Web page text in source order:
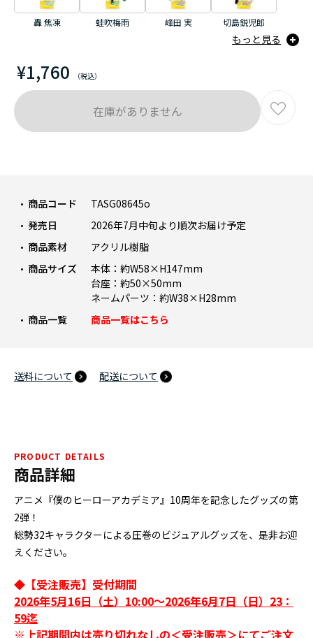
¥1,760
商品コード
TASG08645o
発売日
2026年7月中旬より順次お届け予定
商品素材
アクリル樹脂
商品サイズ
本体：約W58×H147mm
台座：約50×50mm
ネームパーツ：約W38×H28mm
商品一覧
商品一覧はこちら
送料について 配送について
轟 焦凍 蛙吹梅雨 峰田 実 切島鋭児郎
もっと見る
在庫がありません
PRODUCT DETAILS
商品詳細
アニメ『僕のヒーローアカデミア』10周年を記念したグッズの第
2弾！
総勢32キャラクターによる圧巻のビジュアルグッズを、是非お迎
えください。
◆【受注販売】受付期間
2026年5月16日（土）10:00～2026年6月7日（日）23：
59迄